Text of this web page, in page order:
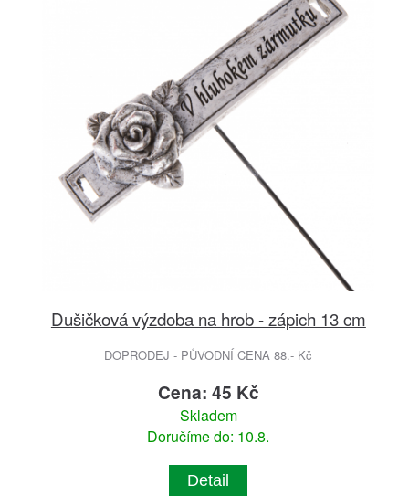
Dušičková výzdoba na hrob - zápich 13 cm
DOPRODEJ - PŮVODNÍ CENA 88.- Kč
Cena: 45 Kč
Skladem
Doručíme do: 10.8.
Detail